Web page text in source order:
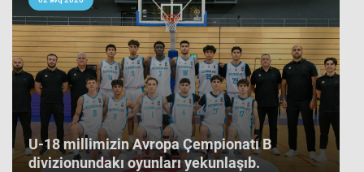
tarixində bir ilk kimi də statistikaya
düşüb. İlk baxışda yarışın tam
mərkəzində qərarlaşmaq adi bir
nəticə kimi görünsə də,
komandamızın yer aldığı qrupun
ağırlığı və rəqiblərin səviyyəsi bu
nəticənin adi bir nəticə olmadığını
göstərir. Bunu qrup mərhələsində
qarşılaşdığımız komandaların
çempionatın sonundakı yekun
mövqeləri də aydın sübut edir. Belə ki,
qrupdakı ən güclü rəqibimiz olan
U-18 millimizin Avropa Çempionatı B
divizionundakı oyunları yekunlaşıb.